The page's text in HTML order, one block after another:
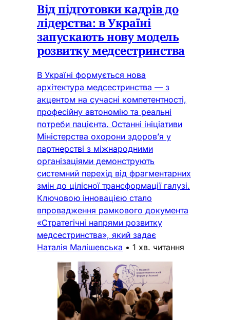
Від підготовки кадрів до
лідерства: в Україні
запускають нову модель
розвитку медсестринства
В Україні формується нова
архітектура медсестринства — з
акцентом на сучасні компетентності,
професійну автономію та реальні
потреби пацієнта. Останні ініціативи
Міністерства охорони здоров’я у
партнерстві з міжнародними
організаціями демонструють
системний перехід від фрагментарних
змін до цілісної трансформації галузі.
Ключовою інновацією стало
впровадження рамкового документа
«Стратегічні напрями розвитку
медсестринства», який задає
Наталія Малішевська • 1 хв. читання